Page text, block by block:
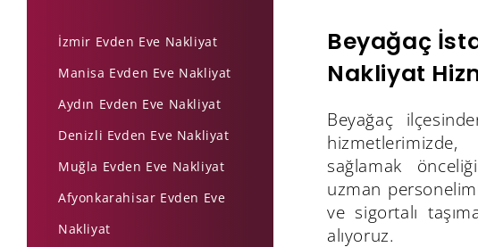
Beyağaç
Nakliyat
Beyağaç
sağlamak
uzman
ve sigortalı
alıyoruz.
İzmir Evden Eve Nakliyat
Manisa Evden Eve Nakliyat
Aydın Evden Eve Nakliyat
Denizli Evden Eve Nakliyat
Muğla Evden Eve Nakliyat
Afyonkarahisar Evden Eve
Nakliyat